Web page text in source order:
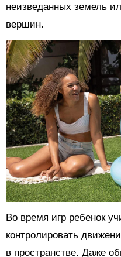
неизведанных земель
вершин.
Во время игр ребенок
контролировать
в пространстве. Даже